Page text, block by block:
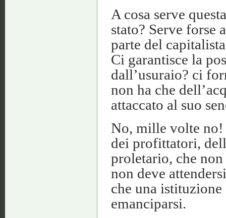
A cosa serve
stato? Serve forse
parte del
Ci garantisce la
dall’usuraio? ci
non ha che
attaccato al suo
No, mille volte
dei profittatori,
proletario, che
non deve
che una
emanciparsi.